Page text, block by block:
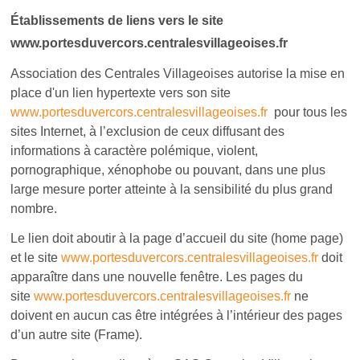
Établissements de liens vers le site
www.portesduvercors.centralesvillageoises.fr
Association des Centrales Villageoises autorise la mise en
place d'un lien hypertexte vers son site
www.portesduvercors.centralesvillageoises.fr pour tous les
sites Internet, à l’exclusion de ceux diffusant des
informations à caractère polémique, violent,
pornographique, xénophobe ou pouvant, dans une plus
large mesure porter atteinte à la sensibilité du plus grand
nombre.
Le lien doit aboutir à la page d’accueil du site (home page)
et le site www.portesduvercors.centralesvillageoises.frdoit
apparaître dans une nouvelle fenêtre. Les pages du
site www.portesduvercors.centralesvillageoises.frne
doivent en aucun cas être intégrées à l’intérieur des pages
d’un autre site (Frame).